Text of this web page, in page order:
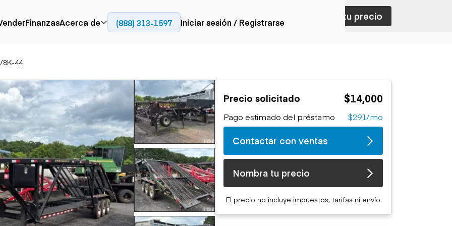
Aérea
Camiones con
plataforma
Grúas
Carretillas elevadoras
Ascensores
Manipuladores
telescópicos
Movimiento de
tierra
Retroexcavadoras
Topadoras
Cargadoras compactas
Fresadoras en frío
Compactadores
Adoquines
Recuperadores de
carreteras
Generación de
energía
Generadores
Camiones articulados
Camiones con
plataforma
Camiones volquetes
Camiones de
transporte
Camiones fuera de
carretera
Camiones de servicio
Camiones especiales
Camiones con
remolque cisterna
FinanzasAcerca de
(888) 313-1597 Iniciar sesión / Registrarse
8K-44
Contactar con ventas Nombra tu precio
Precio solicitado $14,000
Pago estimado del préstamo $291/mo
Contactar con ventas
Nombra tu precio
El precio no incluye impuestos, tarifas ni envío